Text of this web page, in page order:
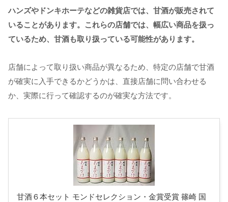
ハンズやドンキホーテなどの雑貨店では、甘酒が販売されて
いることがあります。これらの店舗では、幅広い商品を扱っ
ているため、甘酒も取り扱っている可能性があります。
店舗によって取り扱い商品が異なるため、特定の店舗で甘酒
が確実に入手できるかどうかは、直接店舗に問い合わせる
か、実際に行って確認するのが確実な方法です。
甘酒６本セット モンドセレクション・金賞受賞 篠崎 国